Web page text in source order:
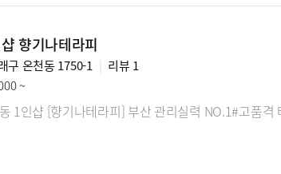
향기나테라피
구 온천동 1750-1 리뷰 1
~
1인샵 [향기나테라피] 부산 관리실력 NO.1#고품격